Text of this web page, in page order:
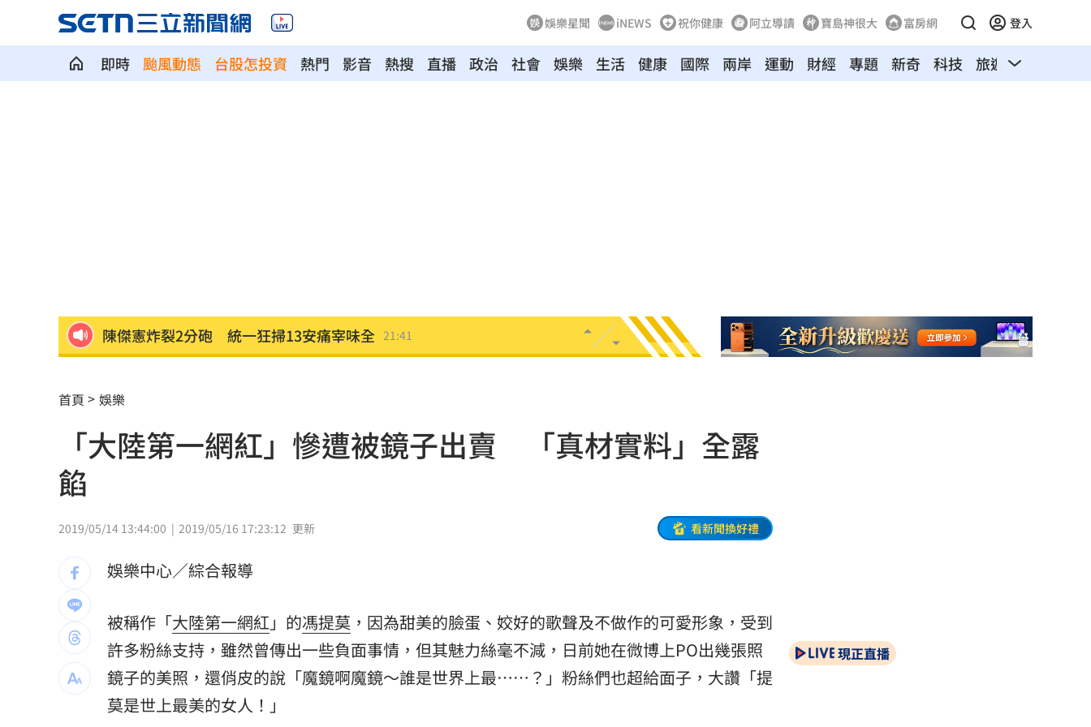
娛樂星聞 iNEWS 祝你健康 阿立導讀 寶島神很大 富房網 登入
即時 颱風動態 台股怎投資 熱門 影音 熱搜 直播 政治 社會 娛樂 生活 健康 國際 兩岸 運動 財經 專題 新奇 科技 旅遊 汽車
媽媽帶孩童偷辣椒罐 業者：一看是慣竊
SpaceX9億股解禁潮來襲 估恐引爆賣壓 21:49
陳傑憲炸裂2分砲 統一狂掃13安痛宰味全 21:41
公車毒駕出事故？欣欣客運全員尿檢出爐！
知名YouTuber命喪喬治亞 死因曝光 21:26
中國製路由器資安漏洞！逾20設備藏後門
IU社群發前男友 韓網替她抱不平：該避嫌
NCC無委員唱獨立空城計 iPhone 18照登台 21:10
詐慈濟10億！律師驚揭陳時中『根本先知』 21:10
台灣彩券開獎直播中 20:31
首頁 娛樂
「大陸第一網紅」慘遭被鏡子出賣 「真材實料」全露
餡
2019/05/14 13:44:00 2019/05/16 17:23:12 更新 看新聞換好禮
娛樂中心／綜合報導
被稱作「大陸第一網紅」的馮提莫 ，因為甜美的臉蛋、姣好的歌聲及不做作的可愛形象，受到
許多粉絲支持，雖然曾傳出一些負面事情，但其魅力絲毫不減，日前她在微博上PO出幾張照
鏡子的美照，還俏皮的說「魔鏡啊魔鏡～誰是世界上最……？」粉絲們也超給面子，大讚「提
莫是世上最美的女人！」
現正直播